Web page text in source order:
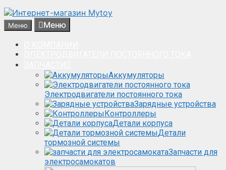
Меню Меню
Аккумуляторы
Электродвигатели постоянного тока
Зарядные устройства
Контроллеры
Детали корпуса
Детали
тормозной системы
Запчасти для
электросамокатов